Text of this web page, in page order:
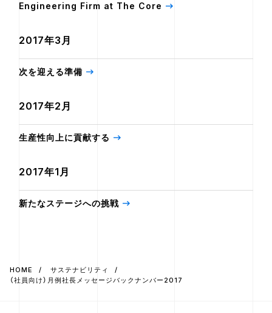
Engineering Firm at The Core
2017年3月
次を迎える準備
2017年2月
生産性向上に貢献する
2017年1月
新たなステージへの挑戦
HOME
サステナビリティ
（社員向け）月例社長メッセージバックナンバー2017